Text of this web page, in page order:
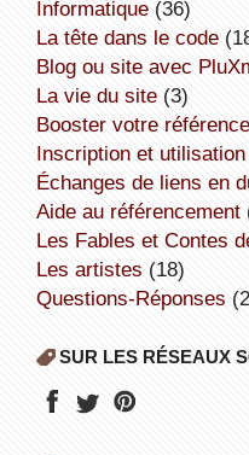
informatique(36)
la tête dans le code
Blog ou site avec
la vie du site(3)
booster votre
inscription et utilisation
échanges de liens en
aide au référencement
Les Fables et Contes
Les artistes (18)
Questions-Réponses
SUR LES RÉSEAUX